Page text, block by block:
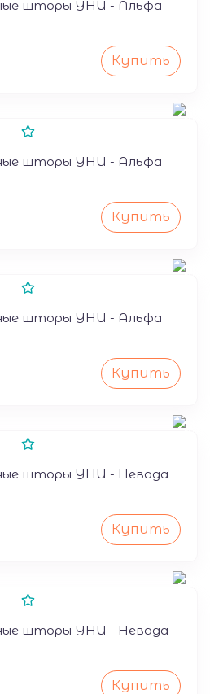
шторы УНИ - Альфа
Купить
50
шторы УНИ - Альфа
Купить
50
шторы УНИ - Альфа
Купить
50
шторы УНИ - Невада
Купить
50
шторы УНИ - Невада
Купить